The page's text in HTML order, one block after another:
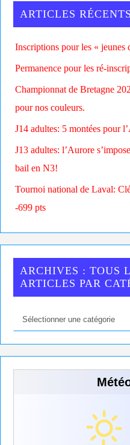
ARTICLES RÉCENTS
Inscriptions pour les « jeunes
Permanence pour les ré-
Championnat de Bretagne
pour nos couleurs.
J14 adultes: 5 montées pour
J13 adultes: l’Aurore
bail en N3!
Tournoi national de Laval:
-699 pts
ARCHIVES : TOUS
ARTICLES PAR